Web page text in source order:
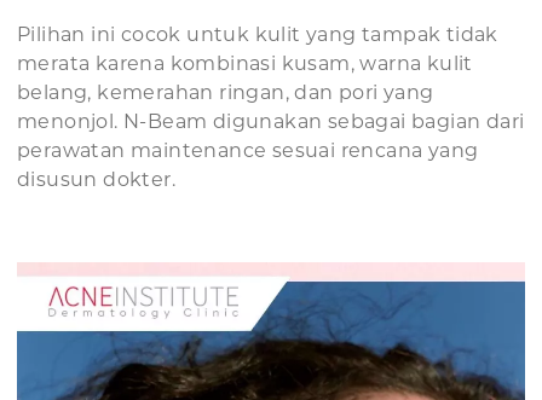
Pilihan ini cocok untuk kulit yang tampak tidak
merata karena kombinasi kusam, warna kulit
belang, kemerahan ringan, dan pori yang
menonjol. N-Beam digunakan sebagai bagian dari
perawatan maintenance sesuai rencana yang
disusun dokter.